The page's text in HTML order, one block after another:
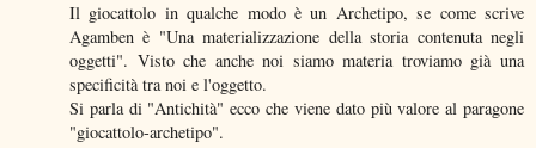
Il giocattolo in qualche modo è un Archetipo, se come scrive
Agamben è "Una materializzazione della storia contenuta negli
oggetti". Visto che anche noi siamo materia troviamo già una
specificità tra noi e l'oggetto.
Si parla di "Antichità" ecco che viene dato più valore al paragone
"giocattolo-archetipo".